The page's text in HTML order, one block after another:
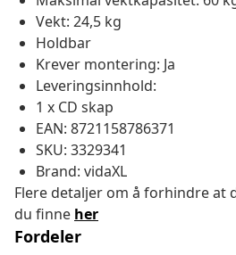
Vekt: 24,5 kg
Holdbar
Krever montering: Ja
Leveringsinnhold:
1 x CD skap
EAN: 8721158786371
SKU: 3329341
Brand: vidaXL
Flere detaljer om å forhindre at
du finne her
Fordeler